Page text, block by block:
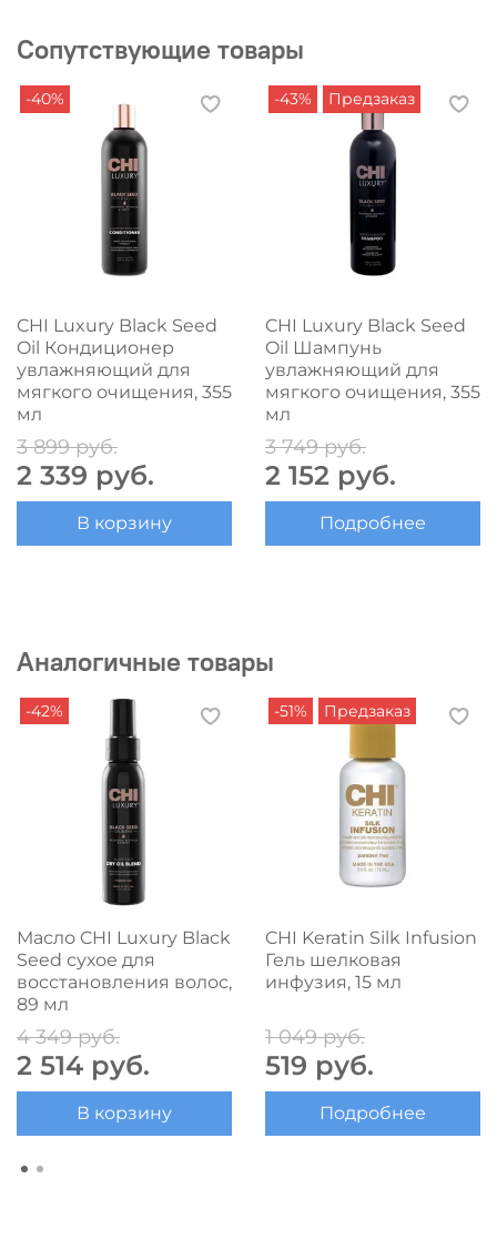
Сопутствующие товары
-40%
CHI Luxury Black Seed
Oil Кондиционер
увлажняющий для
мягкого очищения, 355
мл
3 899 руб.
2 339 руб.
В корзину
-43% Предзаказ
CHI Luxury Black Seed
Oil Шампунь
увлажняющий для
мягкого очищения, 355
мл
3 749 руб.
2 152 руб.
Подробнее
Аналогичные товары
-42%
Масло CHI Luxury Black
Seed сухое для
восстановления волос,
89 мл
4 349 руб.
2 514 руб.
В корзину
-51% Предзаказ
CHI Keratin Silk Infusion
Гель шелковая
инфузия, 15 мл
1 049 руб.
519 руб.
Подробнее